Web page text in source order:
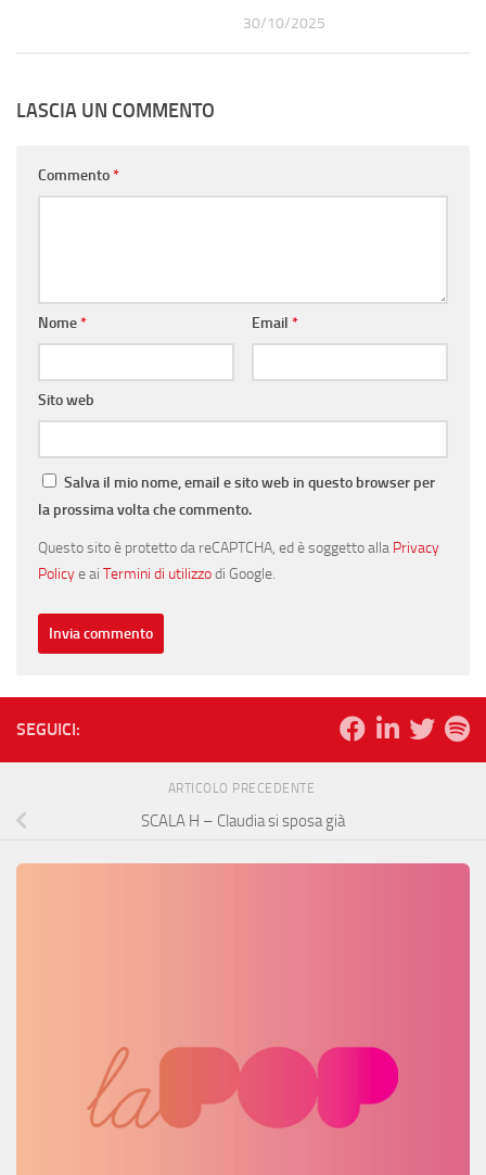
30/10/2025
LASCIA UN COMMENTO
Commento*
Nome* Email *
Sito web
Salva il mio nome, email e sito web in questo browser per
la prossima volta che commento.
Questo sito è protetto da reCAPTCHA, ed è soggetto alla Privacy
Policye ai Termini di utilizzodi Google.
SEGUICI:
ARTICOLO PRECEDENTE
SCALA H – Claudia si sposa già